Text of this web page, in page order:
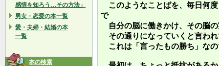
感情を知ろう…その方法」
男女・恋愛の本一覧
愛・夫婦・結婚の本
一覧
本の検索
このようなことばを、毎日何
で
自分の脳に働きかけ、その脳
その通りになっていくと言わ
これは「言ったもの勝ち」な